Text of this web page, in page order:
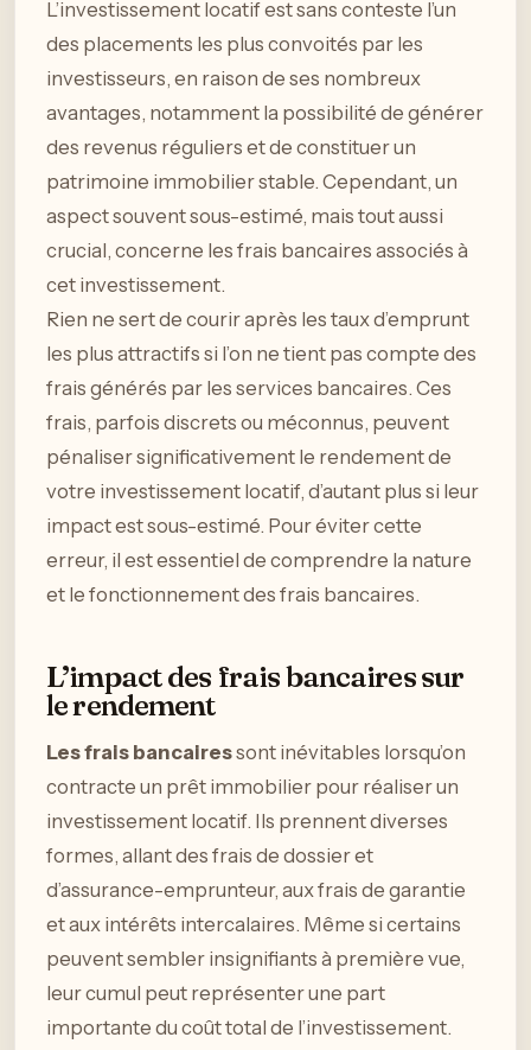
L’investissement locatif est sans conteste l’un
des placements les plus convoités par les
investisseurs, en raison de ses nombreux
avantages, notamment la possibilité de générer
des revenus réguliers et de constituer un
patrimoine immobilier stable. Cependant, un
aspect souvent sous-estimé, mais tout aussi
crucial, concerne les frais bancaires associés à
cet investissement.
Rien ne sert de courir après les taux d’emprunt
les plus attractifs si l’on ne tient pas compte des
frais générés par les services bancaires. Ces
frais, parfois discrets ou méconnus, peuvent
pénaliser significativement le rendement de
votre investissement locatif, d’autant plus si leur
impact est sous-estimé. Pour éviter cette
erreur, il est essentiel de comprendre la nature
et le fonctionnement des frais bancaires.
L’impact des frais bancaires sur
le rendement
Les frais bancairessont inévitables lorsqu’on
contracte un prêt immobilier pour réaliser un
investissement locatif. Ils prennent diverses
formes, allant des frais de dossier et
d’assurance-emprunteur, aux frais de garantie
et aux intérêts intercalaires. Même si certains
peuvent sembler insignifiants à première vue,
leur cumul peut représenter une part
importante du coût total de l’investissement.